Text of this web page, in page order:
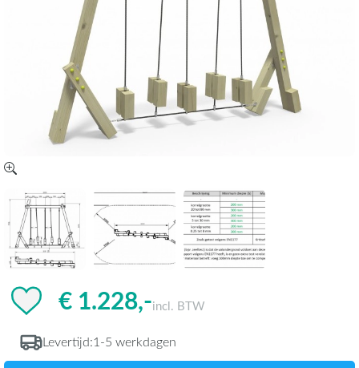
€ 1.228,-incl. BTW
Levertijd:1-5 werkdagen